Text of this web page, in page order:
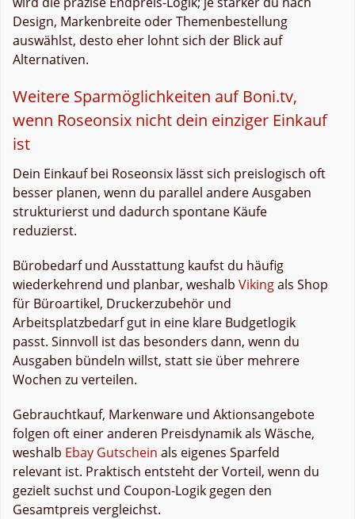
Design, Markenbreite oder Themenbestellung
auswählst, desto eher lohnt sich der Blick auf
Alternativen.
Weitere Sparmöglichkeiten auf Boni.tv,
wenn Roseonsix nicht dein einziger Einkauf
ist
Dein Einkauf bei Roseonsix lässt sich preislogisch oft
besser planen, wenn du parallel andere Ausgaben
strukturierst und dadurch spontane Käufe
reduzierst.
Bürobedarf und Ausstattung kaufst du häufig
wiederkehrend und planbar, weshalb Vikingals Shop
für Büroartikel, Druckerzubehör und
Arbeitsplatzbedarf gut in eine klare Budgetlogik
passt. Sinnvoll ist das besonders dann, wenn du
Ausgaben bündeln willst, statt sie über mehrere
Wochen zu verteilen.
Gebrauchtkauf, Markenware und Aktionsangebote
folgen oft einer anderen Preisdynamik als Wäsche,
weshalb Ebay Gutschein als eigenes Sparfeld
relevant ist. Praktisch entsteht der Vorteil, wenn du
gezielt suchst und Coupon-Logik gegen den
Gesamtpreis vergleichst.